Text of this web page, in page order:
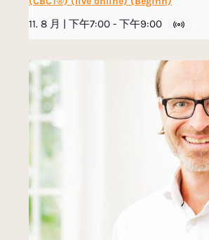
11. 8 月 | 下午7:00 - 下午9:00